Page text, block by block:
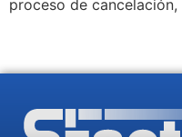
proceso de